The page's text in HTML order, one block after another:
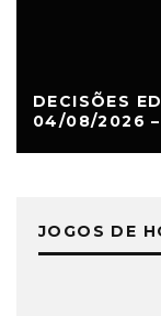
DECISÕES
04/08/2026 –
JOGOS DE